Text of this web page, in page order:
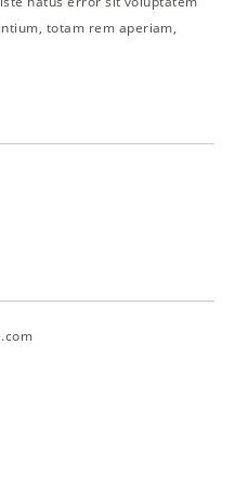
totam rem aperiam,